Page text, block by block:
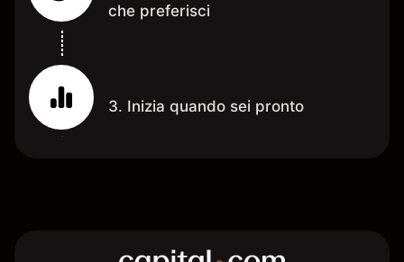
che preferisci
3. Inizia quando sei pronto